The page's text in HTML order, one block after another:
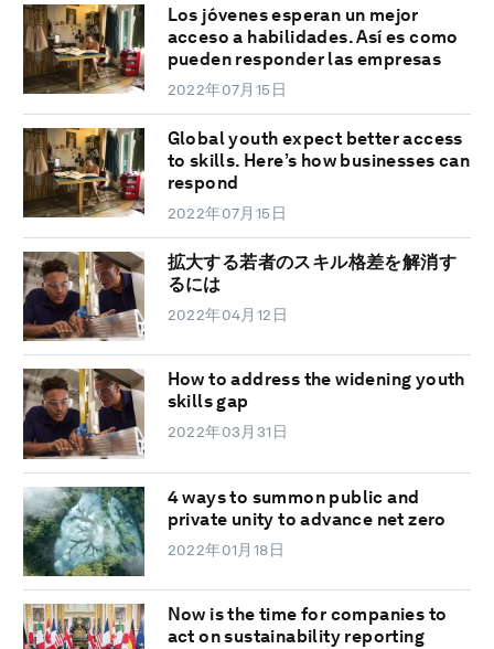
Los jóvenes esperan un mejor
acceso a habilidades. Así es como
pueden responder las empresas
2022年07月15日
Global youth expect better access
to skills. Here’s how businesses can
respond
2022年07月15日
拡大する若者のスキル格差を解消す
るには
2022年04月12日
How to address the widening youth
skills gap
2022年03月31日
4 ways to summon public and
private unity to advance net zero
2022年01月18日
Now is the time for companies to
act on sustainability reporting